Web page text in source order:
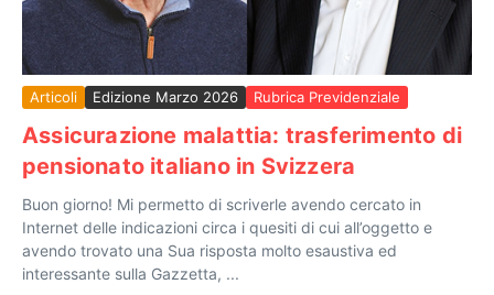
Articoli Edizione Marzo 2026 Rubrica Previdenziale
Assicurazione malattia: trasferimento di
pensionato italiano in Svizzera
Buon giorno! Mi permetto di scriverle avendo cercato in
Internet delle indicazioni circa i quesiti di cui all’oggetto e
avendo trovato una Sua risposta molto esaustiva ed
interessante sulla Gazzetta, ...